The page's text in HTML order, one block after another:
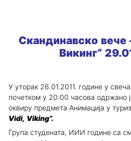
Скандинавско вече
Викинг“
У уторак 26.01.2011. године у
почетком у 20:00 часова одржано
оквиру предмета Анимација у
Vidi, Viking”.
Група студената, ИИИ године са